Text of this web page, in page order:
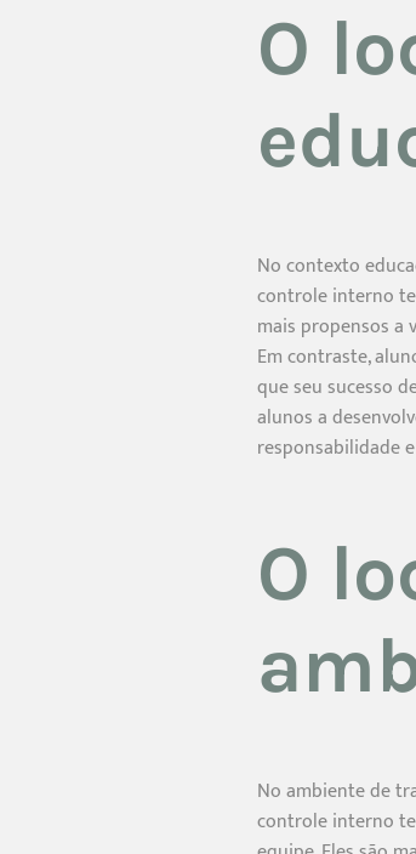
O
No contexto
controle interno
mais propensos a
Em contraste,
que seu sucesso
alunos a
responsabilidade
O
No ambiente de
controle interno